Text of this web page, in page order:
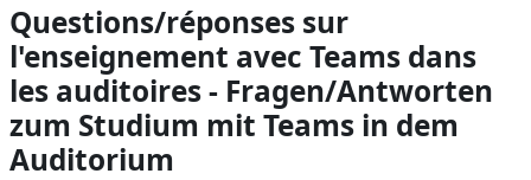
Questions/réponses sur
l'enseignement avec Teams dans
les auditoires - Fragen/Antworten
zum Studium mit Teams in dem
Auditorium